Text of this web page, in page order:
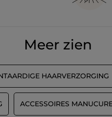
Meer zien
HAARVERZORGING
ACCESSOIRES